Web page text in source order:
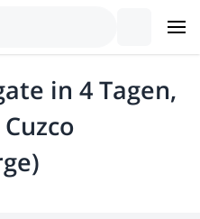
in 4 Tagen,